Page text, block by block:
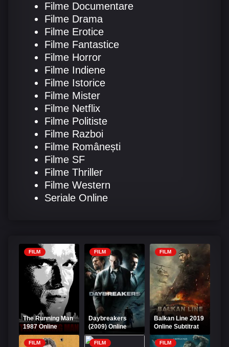
Filme Documentare
Filme Drama
Filme Erotice
Filme Fantastice
Filme Horror
Filme Indiene
Filme Istorice
Filme Mister
Filme Netflix
Filme Politiste
Filme Razboi
Filme Românești
Filme SF
Filme Thriller
Filme Western
Seriale Online
FILM
The Running Man
1987 Online
Subtitrat
FILM
Daybreakers
(2009) Online
Subtitrat –
Vânătoarea a
FILM
Balkan Line 2019
Online Subtitrat
FILM FILM FILM